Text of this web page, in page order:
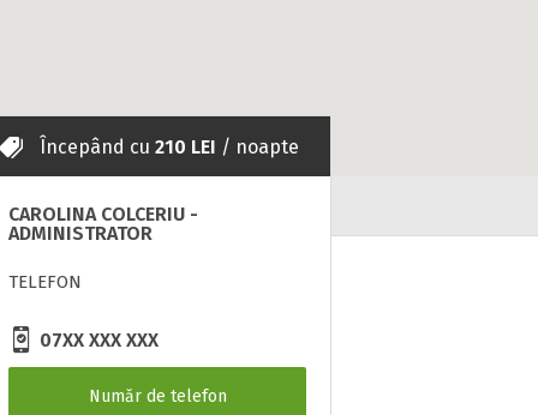
Începând cu 210 LEI / noapte
CAROLINA COLCERIU -
ADMINISTRATOR
TELEFON
07XX XXX XXX
Număr de telefon